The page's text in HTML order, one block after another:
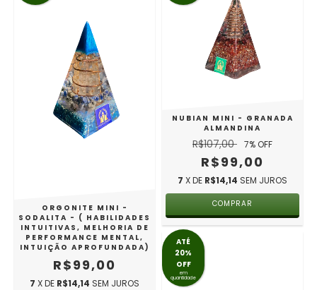
ORGONITE MINI -
SODALITA - ( HABILIDADES
INTUITIVAS, MELHORIA DE
PERFORMANCE MENTAL,
INTUIÇÃO APROFUNDADA)
R$99,00
7 X DE R$14,14 SEM JUROS
NUBIAN MINI - GRANADA
ALMANDINA
R$107,00 7% OFF
R$99,00
7 X DE R$14,14 SEM JUROS
ATÉ
20%
OFF
em
quantidade